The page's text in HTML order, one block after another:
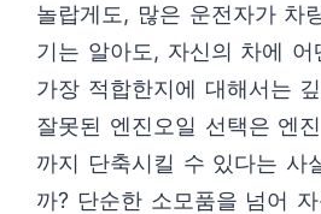
놀랍게도, 많은 운전자가 차
기는 알아도, 자신의 차에
가장 적합한지에 대해서는
잘못된 엔진오일 선택은 엔
까지 단축시킬 수 있다는 사
까? 단순한 소모품을 넘어